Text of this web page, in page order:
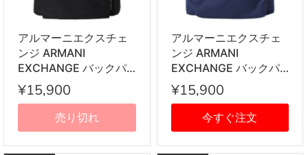
アルマーニエクスチェ
ンジ ARMANI
EXCHANGE バックパ
ック 952336 CC124
00020 リュックサック
ブラック
¥15,900
売り切れ
アルマーニエクスチェ
ンジ ARMANI
EXCHANGE バックパ
ック 952336 CC124
10539 リュックサック
ネイビー
¥15,900
今すぐ注文